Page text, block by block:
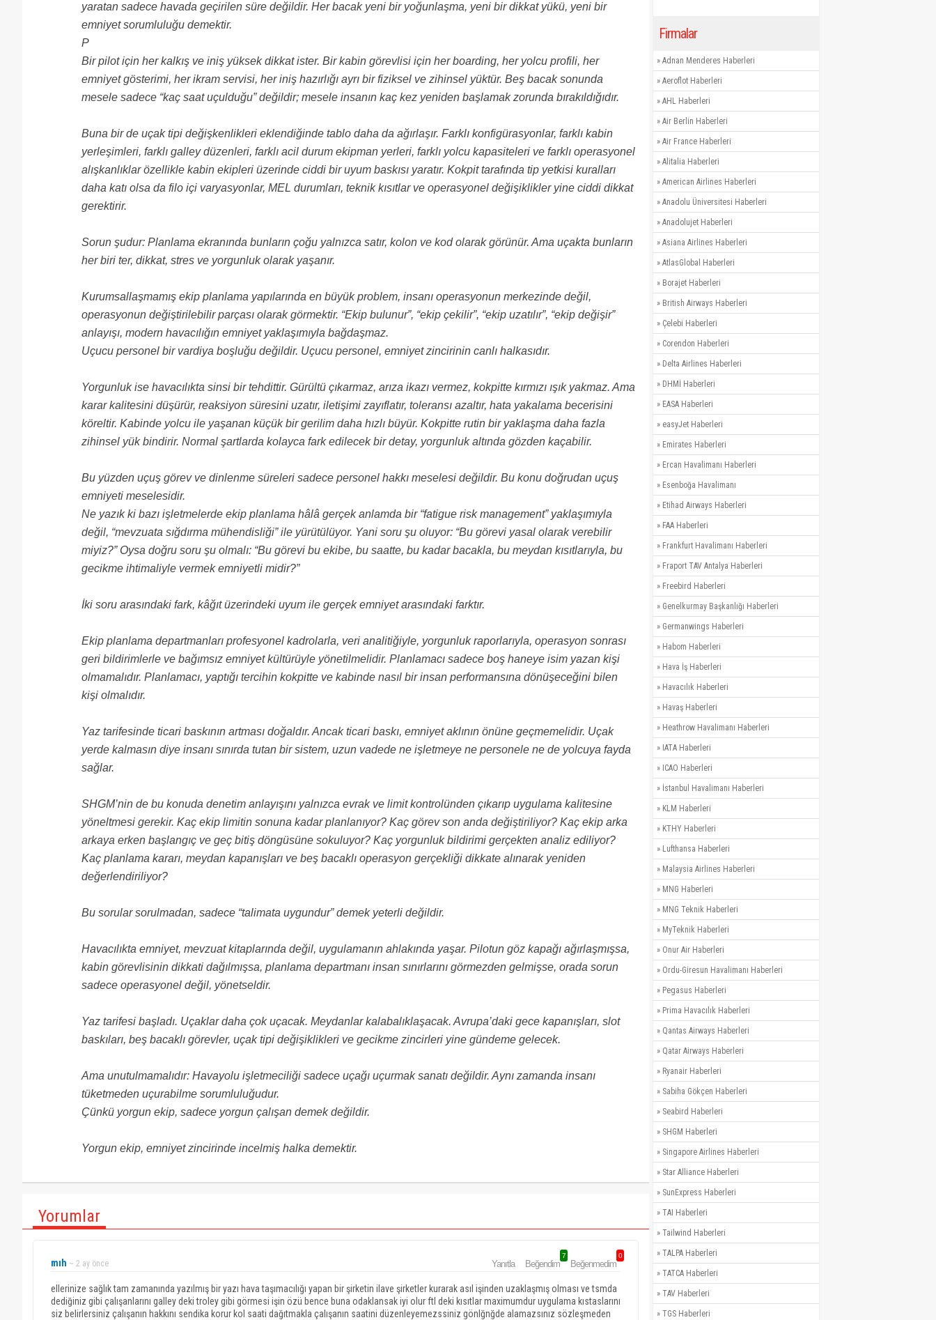
yaratan sadece havada geçirilen süre değildir. Her bacak yeni bir yoğunlaşma, yeni bir dikkat yükü, yeni bir
emniyet sorumluluğu demektir.
P
Bir pilot için her kalkış ve iniş yüksek dikkat ister. Bir kabin görevlisi için her boarding, her yolcu profili, her
emniyet gösterimi, her ikram servisi, her iniş hazırlığı ayrı bir fiziksel ve zihinsel yüktür. Beş bacak sonunda
mesele sadece “kaç saat uçulduğu” değildir; mesele insanın kaç kez yeniden başlamak zorunda bırakıldığıdır.
Buna bir de uçak tipi değişkenlikleri eklendiğinde tablo daha da ağırlaşır. Farklı konfigürasyonlar, farklı kabin
yerleşimleri, farklı galley düzenleri, farklı acil durum ekipman yerleri, farklı yolcu kapasiteleri ve farklı operasyonel
alışkanlıklar özellikle kabin ekipleri üzerinde ciddi bir uyum baskısı yaratır. Kokpit tarafında tip yetkisi kuralları
daha katı olsa da filo içi varyasyonlar, MEL durumları, teknik kısıtlar ve operasyonel değişiklikler yine ciddi dikkat
gerektirir.
Sorun şudur: Planlama ekranında bunların çoğu yalnızca satır, kolon ve kod olarak görünür. Ama uçakta bunların
her biri ter, dikkat, stres ve yorgunluk olarak yaşanır.
Kurumsallaşmamış ekip planlama yapılarında en büyük problem, insanı operasyonun merkezinde değil,
operasyonun değiştirilebilir parçası olarak görmektir. “Ekip bulunur”, “ekip çekilir”, “ekip uzatılır”, “ekip değişir”
anlayışı, modern havacılığın emniyet yaklaşımıyla bağdaşmaz.
Uçucu personel bir vardiya boşluğu değildir. Uçucu personel, emniyet zincirinin canlı halkasıdır.
Yorgunluk ise havacılıkta sinsi bir tehdittir. Gürültü çıkarmaz, arıza ikazı vermez, kokpitte kırmızı ışık yakmaz. Ama
karar kalitesini düşürür, reaksiyon süresini uzatır, iletişimi zayıflatır, toleransı azaltır, hata yakalama becerisini
köreltir. Kabinde yolcu ile yaşanan küçük bir gerilim daha hızlı büyür. Kokpitte rutin bir yaklaşma daha fazla
zihinsel yük bindirir. Normal şartlarda kolayca fark edilecek bir detay, yorgunluk altında gözden kaçabilir.
Bu yüzden uçuş görev ve dinlenme süreleri sadece personel hakkı meselesi değildir. Bu konu doğrudan uçuş
emniyeti meselesidir.
Ne yazık ki bazı işletmelerde ekip planlama hâlâ gerçek anlamda bir “fatigue risk management” yaklaşımıyla
değil, “mevzuata sığdırma mühendisliği” ile yürütülüyor. Yani soru şu oluyor: “Bu görevi yasal olarak verebilir
miyiz?” Oysa doğru soru şu olmalı: “Bu görevi bu ekibe, bu saatte, bu kadar bacakla, bu meydan kısıtlarıyla, bu
gecikme ihtimaliyle vermek emniyetli midir?”
İki soru arasındaki fark, kâğıt üzerindeki uyum ile gerçek emniyet arasındaki farktır.
Ekip planlama departmanları profesyonel kadrolarla, veri analitiğiyle, yorgunluk raporlarıyla, operasyon sonrası
geri bildirimlerle ve bağımsız emniyet kültürüyle yönetilmelidir. Planlamacı sadece boş haneye isim yazan kişi
olmamalıdır. Planlamacı, yaptığı tercihin kokpitte ve kabinde nasıl bir insan performansına dönüşeceğini bilen
kişi olmalıdır.
Yaz tarifesinde ticari baskının artması doğaldır. Ancak ticari baskı, emniyet aklının önüne geçmemelidir. Uçak
yerde kalmasın diye insanı sınırda tutan bir sistem, uzun vadede ne işletmeye ne personele ne de yolcuya fayda
sağlar.
SHGM’nin de bu konuda denetim anlayışını yalnızca evrak ve limit kontrolünden çıkarıp uygulama kalitesine
yöneltmesi gerekir. Kaç ekip limitin sonuna kadar planlanıyor? Kaç görev son anda değiştiriliyor? Kaç ekip arka
arkaya erken başlangıç ve geç bitiş döngüsüne sokuluyor? Kaç yorgunluk bildirimi gerçekten analiz ediliyor?
Kaç planlama kararı, meydan kapanışları ve beş bacaklı operasyon gerçekliği dikkate alınarak yeniden
değerlendiriliyor?
Bu sorular sorulmadan, sadece “talimata uygundur” demek yeterli değildir.
Havacılıkta emniyet, mevzuat kitaplarında değil, uygulamanın ahlakında yaşar. Pilotun göz kapağı ağırlaşmışsa,
kabin görevlisinin dikkati dağılmışsa, planlama departmanı insan sınırlarını görmezden gelmişse, orada sorun
sadece operasyonel değil, yönetseldir.
Yaz tarifesi başladı. Uçaklar daha çok uçacak. Meydanlar kalabalıklaşacak. Avrupa’daki gece kapanışları, slot
baskıları, beş bacaklı görevler, uçak tipi değişiklikleri ve gecikme zincirleri yine gündeme gelecek.
Ama unutulmamalıdır: Havayolu işletmeciliği sadece uçağı uçurmak sanatı değildir. Aynı zamanda insanı
tüketmeden uçurabilme sorumluluğudur.
Çünkü yorgun ekip, sadece yorgun çalışan demek değildir.
Yorgun ekip, emniyet zincirinde incelmiş halka demektir.
Yorumlar
mıh ~ 2 ay önce Yanıtla Beğendim
7
Beğenmedim
0
ellerinize sağlık tam zamanında yazılmış bir yazı hava taşımacılığı yapan bir şirketin ilave şirketler kurarak asıl işinden uzaklaşmış olması ve tsmda
dediğiniz gibi çalışanlarını galley deki troley gibi görmesi işin özü bence buna odaklansak iyi olur ftl deki kısıtlar maximumdur uygulama kıstaslarını
siz belirlersiniz çalışanın hakkını sendika korur kol saati dağıtmakla çalışanın saatini düzenleyemezssiniz gönlğnğde alamazsınız sözleşmeden
Firmalar
» Adnan Menderes Haberleri
» Aeroflot Haberleri
» AHL Haberleri
» Air Berlin Haberleri
» Air France Haberleri
» Alitalia Haberleri
» American Airlines Haberleri
» Anadolu Üniversitesi Haberleri
» Anadolujet Haberleri
» Asiana Airlines Haberleri
» AtlasGlobal Haberleri
» Borajet Haberleri
» British Airways Haberleri
» Çelebi Haberleri
» Corendon Haberleri
» Delta Airlines Haberleri
» DHMİ Haberleri
» EASA Haberleri
» easyJet Haberleri
» Emirates Haberleri
» Ercan Havalimanı Haberleri
» Esenboğa Havalimanı
» Etihad Airways Haberleri
» FAA Haberleri
» Frankfurt Havalimanı Haberleri
» Fraport TAV Antalya Haberleri
» Freebird Haberleri
» Genelkurmay Başkanlığı Haberleri
» Germanwings Haberleri
» Habom Haberleri
» Hava İş Haberleri
» Havacılık Haberleri
» Havaş Haberleri
» Heathrow Havalimanı Haberleri
» IATA Haberleri
» ICAO Haberleri
» İstanbul Havalimanı Haberleri
» KLM Haberleri
» KTHY Haberleri
» Lufthansa Haberleri
» Malaysia Airlines Haberleri
» MNG Haberleri
» MNG Teknik Haberleri
» MyTeknik Haberleri
» Onur Air Haberleri
» Ordu-Giresun Havalimanı Haberleri
» Pegasus Haberleri
» Prima Havacılık Haberleri
» Qantas Airways Haberleri
» Qatar Airways Haberleri
» Ryanair Haberleri
» Sabiha Gökçen Haberleri
» Seabird Haberleri
» SHGM Haberleri
» Singapore Airlines Haberleri
» Star Alliance Haberleri
» SunExpress Haberleri
» TAI Haberleri
» Tailwind Haberleri
» TALPA Haberleri
» TATCA Haberleri
» TAV Haberleri
» TGS Haberleri